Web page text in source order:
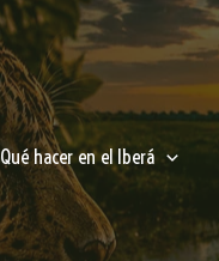
Qué hacer en el Iberá